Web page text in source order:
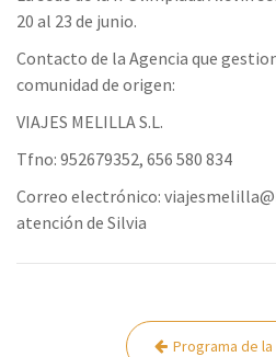
20 al 23 de junio.
Contacto de la Agencia que
comunidad de origen:
VIAJES MELILLA S.L.
Tfno: 952679352, 656 580 834
Correo electrónico:
atención de Silvia
Navegación Programa de